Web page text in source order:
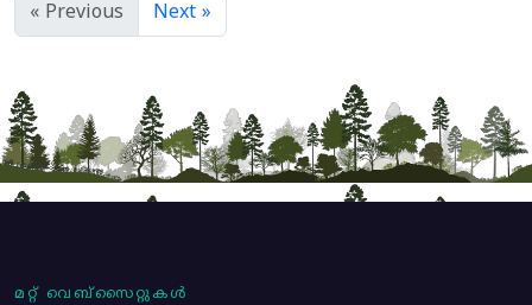
« Previous Next »
മറ്റ് വെബ്സൈറ്റുകൾ